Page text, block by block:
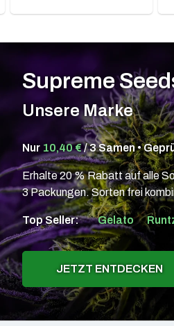
Supreme
Unsere Marke
Nur 10,40 €/ 3 Samen •
Erhalte 20 % Rabatt auf alle
3 Packungen. Sorten frei
Top Seller: Gelato
JETZT ENTDECKEN